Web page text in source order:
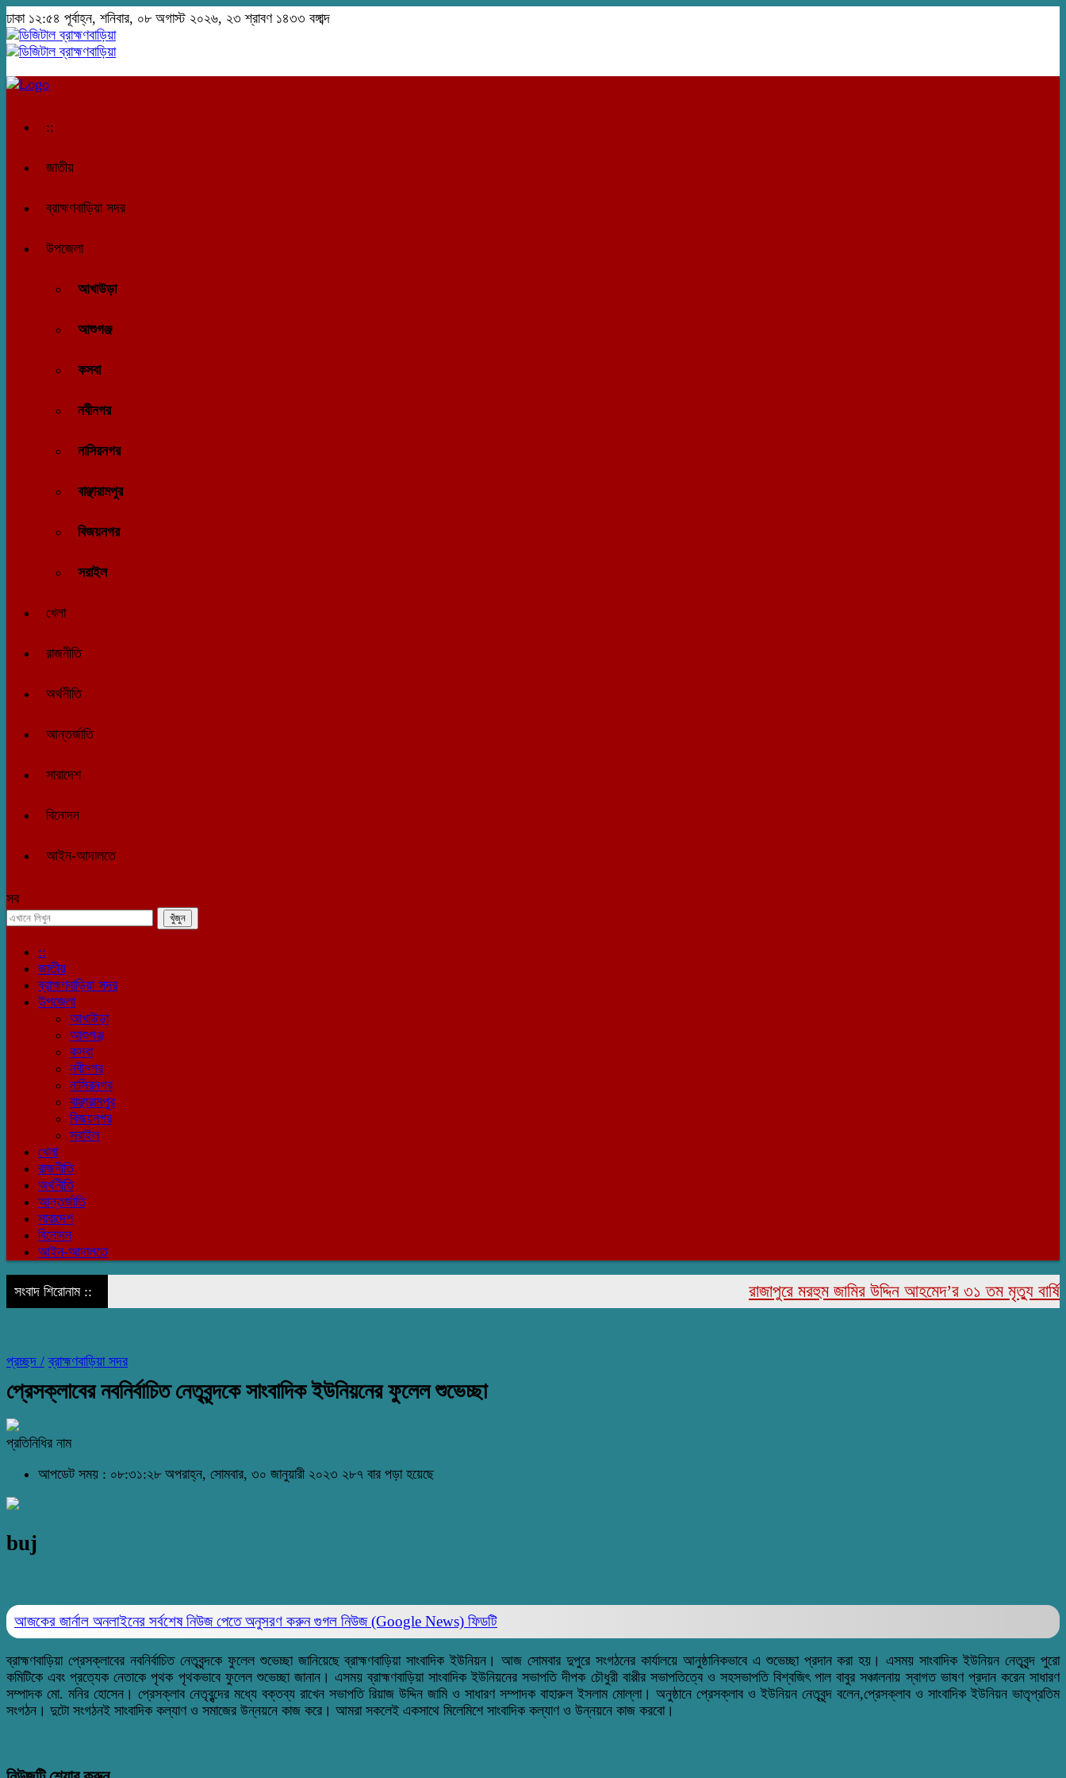
ঢাকা ১২:৫৪ পূর্বাহ্ন, শনিবার, ০৮ অগাস্ট ২০২৬, ২৩ শ্রাবণ ১৪৩৩ বঙ্গাব্দ
::
জাতীয়
ব্রাহ্মণবাড়িয়া সদর
উপজেলা
আখাউড়া
আশুগঞ্জ
কসবা
নবীনগর
নাসিরনগর
বাঞ্ছারামপুর
বিজয়নগর
সরাইল
খেলা
রাজনীতি
অর্থনীতি
আন্তর্জাতি
সারাদেশ
বিনোদন
আইন-আদালতে
সব
::
জাতীয়
ব্রাহ্মণবাড়িয়া সদর
উপজেলা
আখাউড়া
আশুগঞ্জ
কসবা
নবীনগর
নাসিরনগর
বাঞ্ছারামপুর
বিজয়নগর
সরাইল
খেলা
রাজনীতি
অর্থনীতি
আন্তর্জাতি
সারাদেশ
বিনোদন
আইন-আদালতে
সংবাদ শিরোনাম :: রাজাপুরে মরহুম জামির উদ্দিন আহমেদ’র ৩১ তম মৃত্যু বার্ষিকী
প্রচ্ছদ / ব্রাহ্মণবাড়িয়া সদর
প্রেসক্লাবের নবনির্বাচিত নেতৃবৃন্দকে সাংবাদিক ইউনিয়নের ফুলেল শুভেচ্ছা
প্রতিনিধির নাম
আপডেট সময় : ০৮:৩১:২৮ অপরাহ্ন, সোমবার, ৩০ জানুয়ারী ২০২৩ ২৮৭ বার পড়া হয়েছে
buj
আজকের জার্নাল অনলাইনের সর্বশেষ নিউজ পেতে অনুসরণ করুনগুগল নিউজ (Google News) ফিডটি
ব্রাহ্মণবাড়িয়া প্রেসক্লাবের নবনির্বাচিত নেতৃবৃন্দকে ফুলেল শুভেচ্ছা জানিয়েছে ব্রাহ্মণবাড়িয়া সাংবাদিক ইউনিয়ন। আজ সোমবার দুপুরে সংগঠনের কার্যালয়ে আনুষ্ঠানিকভাবে এ শুভেচ্ছা প্রদান করা হয়। এসময় সাংবাদিক ইউনিয়ন নেতৃবৃন্দ পুরো
কমিটিকে এবং প্রত্যেক নেতাকে পৃথক পৃথকভাবে ফুলেল শুভেচ্ছা জানান। এসময় ব্রাহ্মণবাড়িয়া সাংবাদিক ইউনিয়নের সভাপতি দীপক চৌধুরী বাপ্পীর সভাপতিত্বে ও সহসভাপতি বিশ্বজিৎ পাল বাবুর সঞ্চালনায় স্বাগত ভাষণ প্রদান করেন সাধারণ
সম্পাদক মো. মনির হোসেন। প্রেসক্লাব নেতৃবৃন্দের মধ্যে বক্তব্য রাখেন সভাপতি রিয়াজ উদ্দিন জামি ও সাধারণ সম্পাদক বাহারুল ইসলাম মোল্লা। অনুষ্ঠানে প্রেসক্লাব ও ইউনিয়ন নেতৃবৃন্দ বলেন,প্রেসক্লাব ও সাংবাদিক ইউনিয়ন ভাতৃপ্রতিম
সংগঠন। দুটো সংগঠনই সাংবাদিক কল্যাণ ও সমাজের উন্নয়নে কাজ করে। আমরা সকলেই একসাথে মিলেমিশে সাংবাদিক কল্যাণ ও উন্নয়নে কাজ করবো।